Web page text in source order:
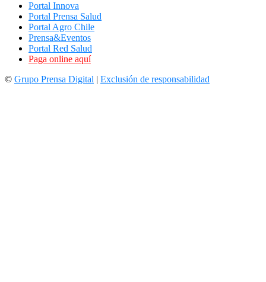
Portal Innova
Portal Prensa Salud
Portal Agro Chile
Prensa&Eventos
Portal Red Salud
Paga online aquí
© Grupo Prensa Digital | Exclusión de responsabilidad